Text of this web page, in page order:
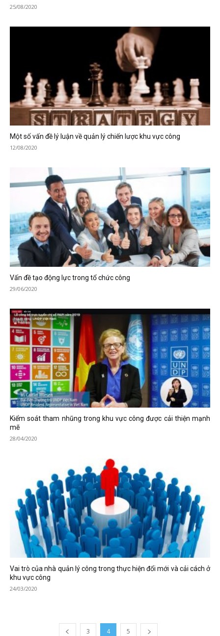
25/08/2020
Một số vấn đề lý luận về quản lý chiến lược khu vực công
12/08/2020
Vấn đề tạo động lực trong tổ chức công
29/06/2020
Kiểm soát tham nhũng trong khu vực công được cải thiện mạnh
mẽ
28/04/2020
Vai trò của nhà quản lý công trong thực hiện đổi mới và cải cách ở
khu vực công
24/03/2020
3 4 5